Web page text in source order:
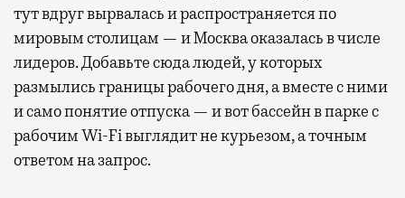
тут вдруг вырвалась и распространяется по
мировым столицам — и Москва оказалась в числе
лидеров. Добавьте сюда людей, у которых
размылись границы рабочего дня, а вместе с ними
и само понятие отпуска — и вот бассейн в парке с
рабочим Wi-Fi выглядит не курьезом, а точным
ответом на запрос.